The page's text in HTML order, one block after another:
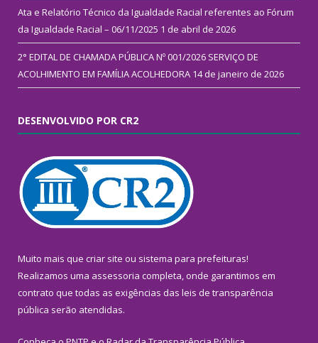
Ata e Relatório Técnico da Igualdade Racial referentes ao Fórum
da Igualdade Racial – 06/11/2025 1 de abril de 2026
2° EDITAL DE CHAMADA PÚBLICA Nº 001/2026 SERVIÇO DE
ACOLHIMENTO EM FAMÍLIA ACOLHEDORA 14 de janeiro de 2026
DESENVOLVIDO POR CR2
Muito mais que criar site ou sistema para prefeituras!
Realizamos uma assessoria completa, onde garantimos em
contrato que todas as exigências das leis de transparência
pública serão atendidas.